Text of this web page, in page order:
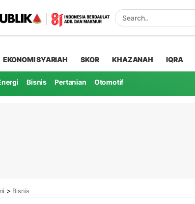
EKONOMI SYARIAH SKOR KHAZANAH IQRA
Bisnis Pertanian Otomotif
> Bisnis